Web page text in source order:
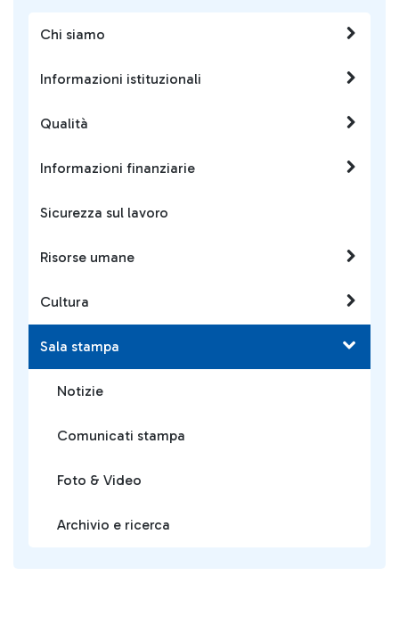
Chi siamo
Informazioni istituzionali
Qualità
Informazioni finanziarie
Sicurezza sul lavoro
Risorse umane
Cultura
Sala stampa
Notizie
Comunicati stampa
Foto & Video
Archivio e ricerca